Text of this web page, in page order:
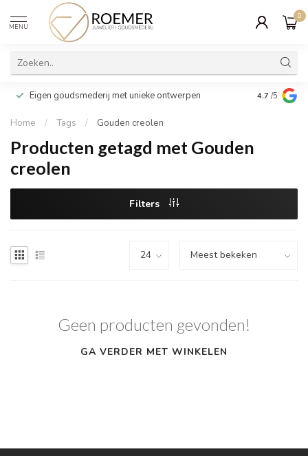
MENU
0
Eigen goudsmederij met unieke ontwerpen Wij
cadeau
4.7 /5
Home / Tags / Gouden creolen
Producten getagd met Gouden
creolen
Filters
Geen producten gevonden!
GA VERDER MET WINKELEN